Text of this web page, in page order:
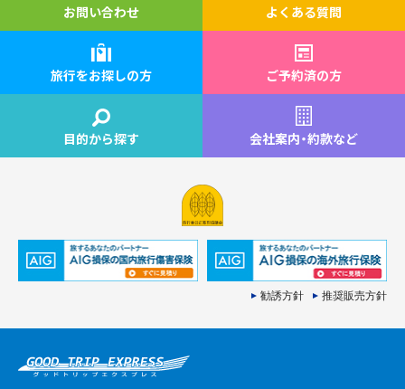
お問い合わせ よくある質問
旅行をお探しの方 ご予約済の方
目的から探す 会社案内・約款など
勧誘方針 推奨販売方針